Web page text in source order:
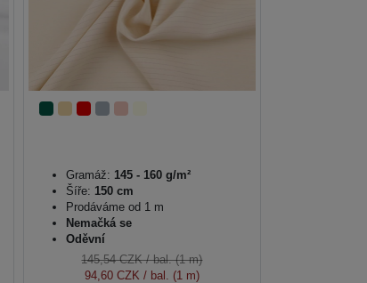
Gramáž: 145 - 160 g/m²
Šíře: 150 cm
Prodáváme od 1 m
Nemačká se
Oděvní
145,54 CZK/ bal. (1 m)
94,60 CZK / bal. (1 m)